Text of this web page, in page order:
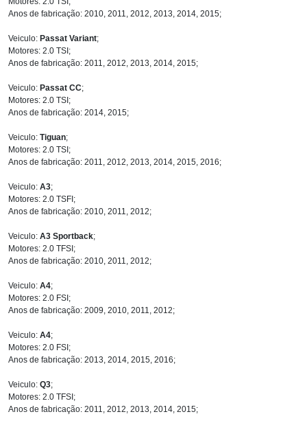
Anos de fabricação: 2010, 2011, 2012, 2013, 2014, 2015;
Veiculo: Passat Variant;
Motores: 2.0 TSI;
Anos de fabricação: 2011, 2012, 2013, 2014, 2015;
Veiculo: Passat CC;
Motores: 2.0 TSI;
Anos de fabricação: 2014, 2015;
Veiculo: Tiguan;
Motores: 2.0 TSI;
Anos de fabricação: 2011, 2012, 2013, 2014, 2015, 2016;
Veiculo: A3;
Motores: 2.0 TSFI;
Anos de fabricação: 2010, 2011, 2012;
Veiculo: A3 Sportback;
Motores: 2.0 TFSI;
Anos de fabricação: 2010, 2011, 2012;
Veiculo: A4;
Motores: 2.0 FSI;
Anos de fabricação: 2009, 2010, 2011, 2012;
Veiculo: A4;
Motores: 2.0 FSI;
Anos de fabricação: 2013, 2014, 2015, 2016;
Veiculo: Q3;
Motores: 2.0 TFSI;
Anos de fabricação: 2011, 2012, 2013, 2014, 2015;